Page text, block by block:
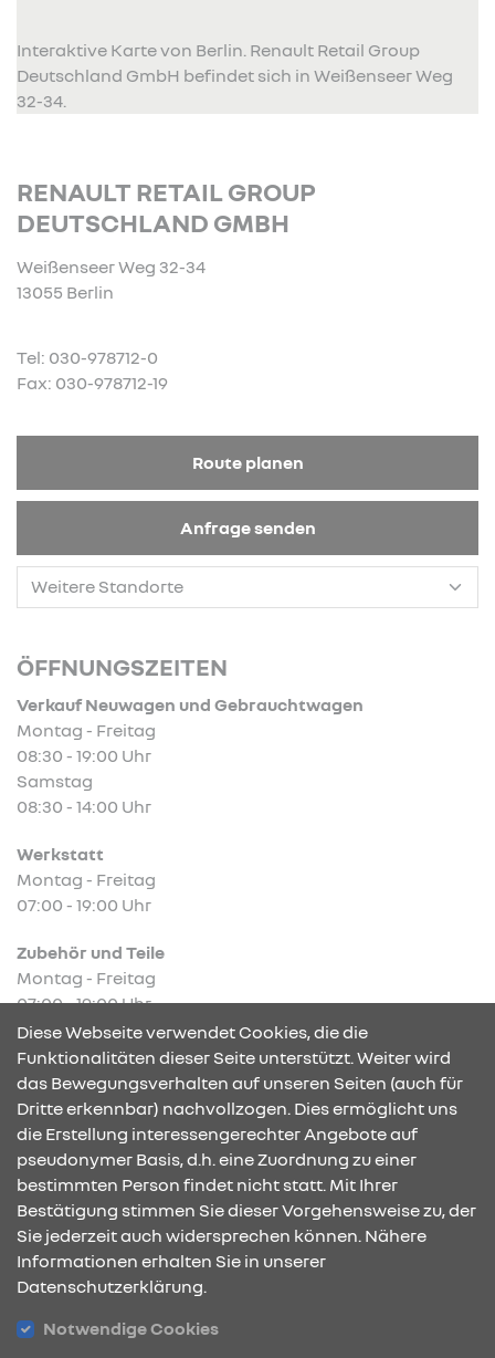
Interaktive Karte von Berlin. Renault Retail Group
Deutschland GmbH befindet sich in Weißenseer Weg
32-34.
RENAULT RETAIL GROUP
DEUTSCHLAND GMBH
Weißenseer Weg 32-34
13055 Berlin
Tel: 030-978712-0
Fax: 030-978712-19
Route planen
Anfrage senden
ÖFFNUNGSZEITEN
Verkauf Neuwagen und Gebrauchtwagen
Montag - Freitag
08:30 - 19:00 Uhr
Samstag
08:30 - 14:00 Uhr
Werkstatt
Montag - Freitag
07:00 - 19:00 Uhr
Zubehör und Teile
Montag - Freitag
07:00 - 19:00 Uhr
KONTAKT & ANFAHRT
ÖFFNUNGSZEITEN
Diese Webseite verwendet Cookies, die die
Funktionalitäten dieser Seite unterstützt. Weiter wird
das Bewegungsverhalten auf unseren Seiten (auch für
Dritte erkennbar) nachvollzogen. Dies ermöglicht uns
die Erstellung interessengerechter Angebote auf
pseudonymer Basis, d.h. eine Zuordnung zu einer
bestimmten Person findet nicht statt. Mit Ihrer
Bestätigung stimmen Sie dieser Vorgehensweise zu, der
Sie jederzeit auch widersprechen können. Nähere
Informationen erhalten Sie in unserer
Datenschutzerklärung.
Notwendige Cookies